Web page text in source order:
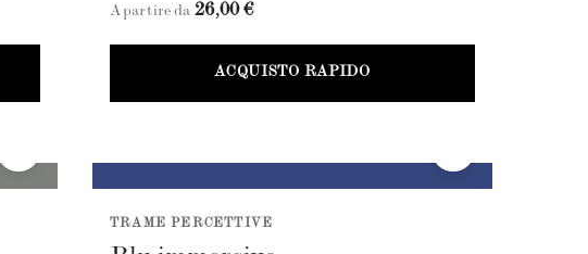
A partire da 26,00 €
ACQUISTO RAPIDO
TRAME PERCETTIVE